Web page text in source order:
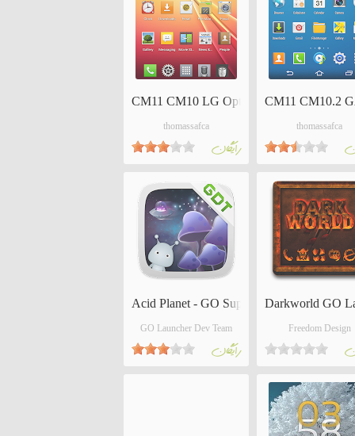
CM11 CM10.2
thomassafca
CM11 CM10 LG Optimus G2 Theme
thomassafca
رايگان
Darkworld GO
Freedom Design
Acid Planet - GO Super Theme
GO Launcher Dev Team
رايگان